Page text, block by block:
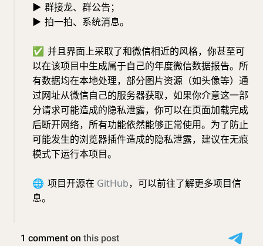
▶ 群接龙、群公告；
▶ 拍一拍、系统消息。
✅ 并且界面上采取了和微信相近的风格，你甚至可
以在该项目中生成属于自己的年度微信数据报告。所
有数据均在本地处理，部分图片资源（如头像等）通
过网址从微信自己的服务器获取，如果你介意这一部
分请求可能造成的隐私泄露，你可以在页面加载完成
后断开网络，所有功能依然能够正常使用。为了防止
可能发生的浏览器插件造成的隐私泄露，建议在无痕
模式下运行本项目。
🌐 项目开源在 GitHub，可以前往了解更多项目信
息。